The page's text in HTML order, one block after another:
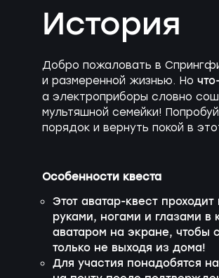
История
Добро пожаловать в
и размеренной жизнью. Но
а электроприборы словно
мультяшной семейки!
порядок и вернуть покой в
Особенности квеста
Этот аватар-квест проходит
руками, ногами и глазами в
аватаром на экране, чтобы
только не выходя из дома!
Для участия понадобятся